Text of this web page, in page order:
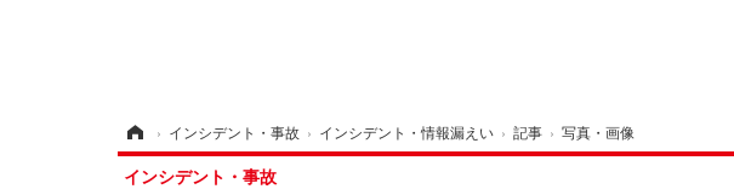
› インシデント・事故 › インシデント・情報漏えい › 記事 › 写真・画像
インシデント・事故